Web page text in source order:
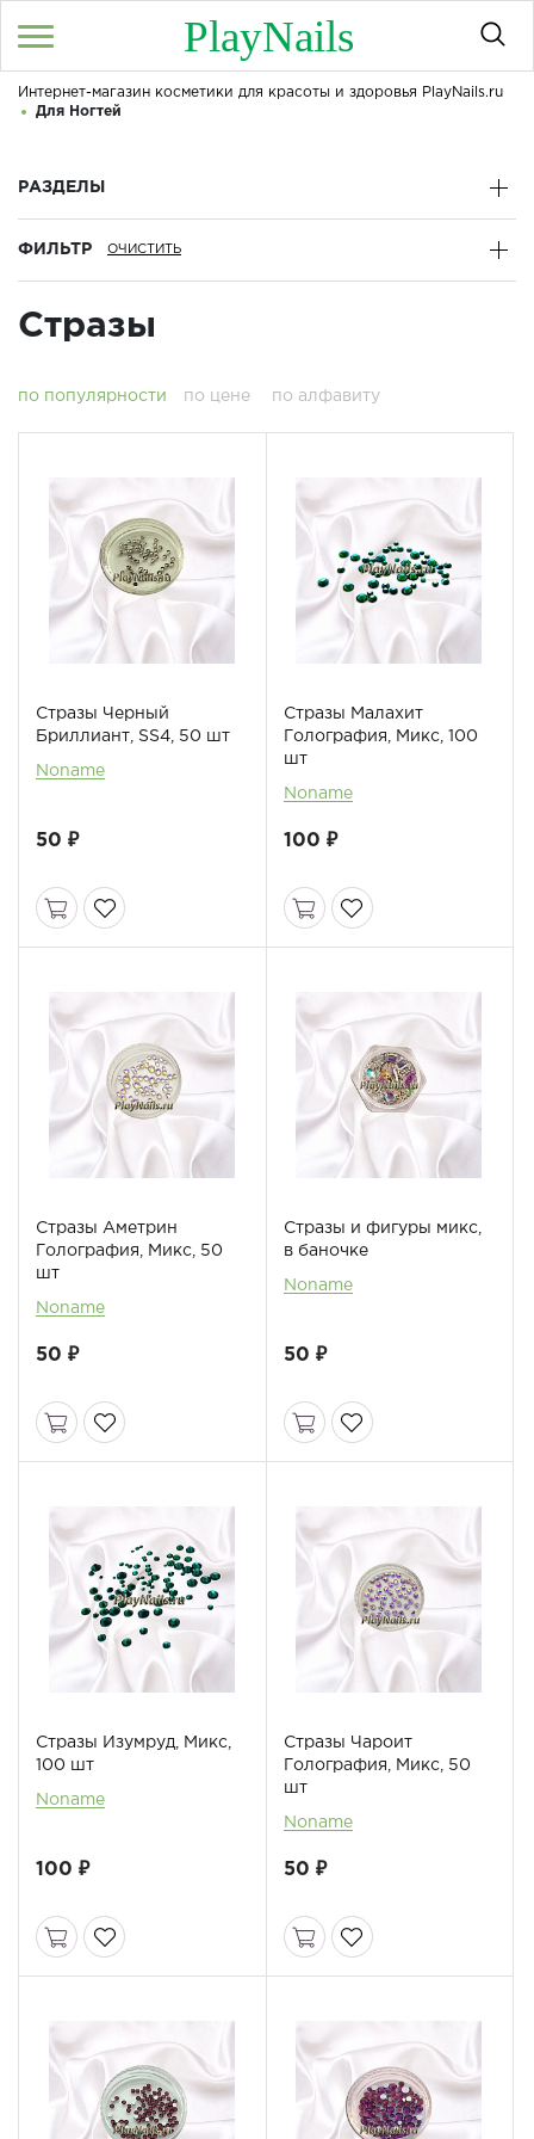
PlayNails
Войти /
КАТАЛОГ
О МАГАЗИНЕ
БРЕНДЫ
Здравствуйте! Что вы ищете?
Интернет-магазин косметики для красоты и здоровья PlayNails.ru
Для Ногтей
РАЗДЕЛЫ
ФИЛЬТР
Стразы
по популярности по цене по алфавиту
Стразы Черный
Бриллиант, SS4, 50 шт
Noname
50 ₽
Стразы Малахит
Голография, Микс, 100
шт
Noname
100 ₽
Стразы Аметрин
Голография, Микс, 50
шт
Noname
50 ₽
Стразы и фигуры микс,
в баночке
Noname
50 ₽
Стразы Изумруд, Микс,
100 шт
Noname
100 ₽
Стразы Чароит
Голография, Микс, 50
шт
Noname
50 ₽